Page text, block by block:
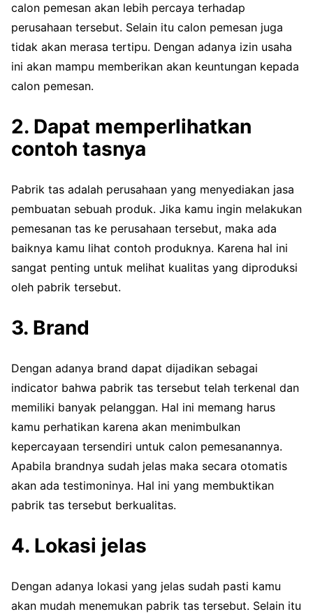
calon pemesan akan lebih percaya terhadap
perusahaan tersebut. Selain itu calon pemesan juga
tidak akan merasa tertipu. Dengan adanya izin usaha
ini akan mampu memberikan akan keuntungan kepada
calon pemesan.
2. Dapat memperlihatkan
contoh tasnya
Pabrik tas adalah perusahaan yang menyediakan jasa
pembuatan sebuah produk. Jika kamu ingin melakukan
pemesanan tas ke perusahaan tersebut, maka ada
baiknya kamu lihat contoh produknya. Karena hal ini
sangat penting untuk melihat kualitas yang diproduksi
oleh pabrik tersebut.
3. Brand
Dengan adanya brand dapat dijadikan sebagai
indicator bahwa pabrik tas tersebut telah terkenal dan
memiliki banyak pelanggan. Hal ini memang harus
kamu perhatikan karena akan menimbulkan
kepercayaan tersendiri untuk calon pemesanannya.
Apabila brandnya sudah jelas maka secara otomatis
akan ada testimoninya. Hal ini yang membuktikan
pabrik tas tersebut berkualitas.
4. Lokasi jelas
Dengan adanya lokasi yang jelas sudah pasti kamu
akan mudah menemukan pabrik tas tersebut. Selain itu